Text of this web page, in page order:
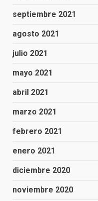
septiembre 2021
agosto 2021
julio 2021
mayo 2021
abril 2021
marzo 2021
febrero 2021
enero 2021
diciembre 2020
noviembre 2020